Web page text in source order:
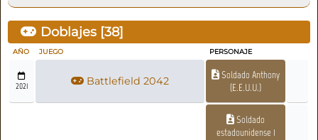
Doblajes [38]
AÑO JUEGO PERSONAJE
2021 Battlefield 2042
Soldado Anthony
(E.E.U.U.)
Soldado
estadounidense 1